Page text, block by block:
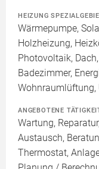
HEIZUNG
Wärmepumpe,
Holzheizung,
Photovoltaik,
Badezimmer,
Wohnraumlüftung,
ANGEBOTENE
Wartung,
Austausch,
Thermostat,